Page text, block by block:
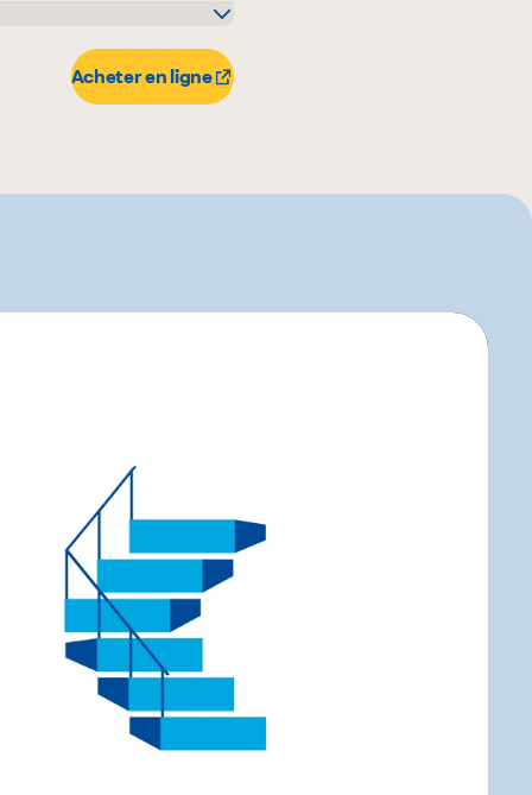
Acheter en ligne